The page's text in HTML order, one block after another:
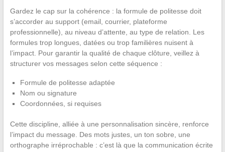
Gardez le cap sur la cohérence : la formule de politesse doit
s’accorder au support (email, courrier, plateforme
professionnelle), au niveau d’attente, au type de relation. Les
formules trop longues, datées ou trop familières nuisent à
l’impact. Pour garantir la qualité de chaque clôture, veillez à
structurer vos messages selon cette séquence :
Formule de politesse adaptée
Nom ou signature
Coordonnées, si requises
Cette discipline, alliée à une personnalisation sincère, renforce
l’impact du message. Des mots justes, un ton sobre, une
orthographe irréprochable : c’est là que la communication écrite